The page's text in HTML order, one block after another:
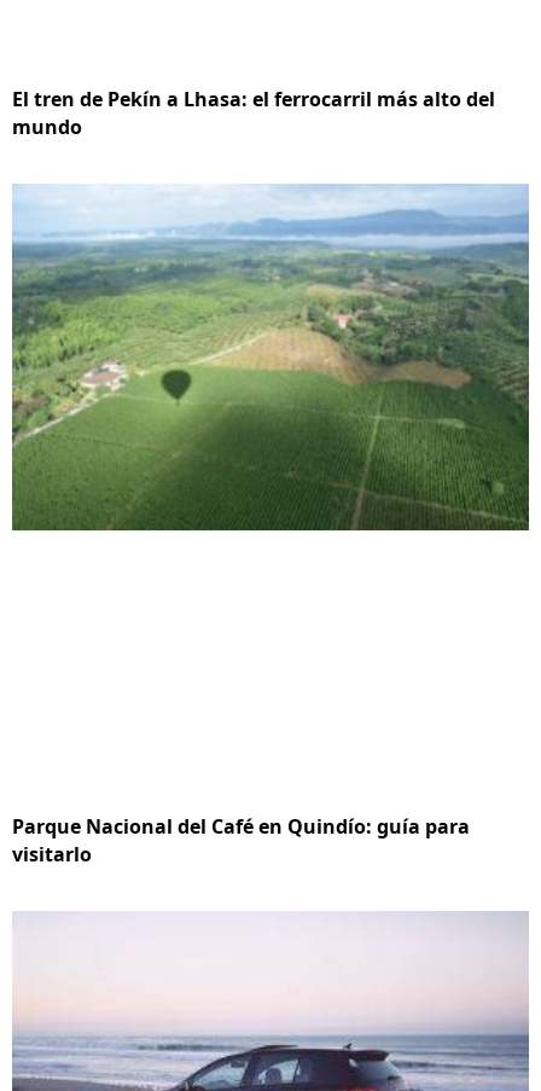
El tren de Pekín a Lhasa: el ferrocarril más alto del
mundo
Parque Nacional del Café en Quindío: guía para
visitarlo